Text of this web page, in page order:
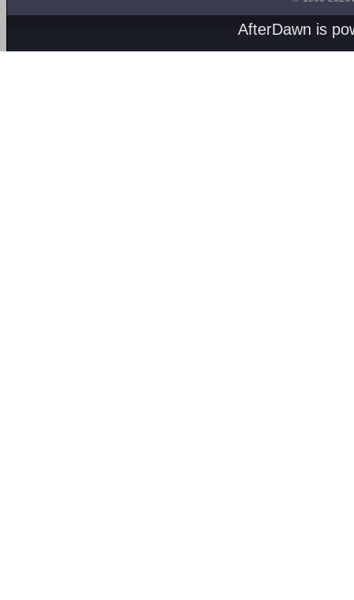
AfterDawn is